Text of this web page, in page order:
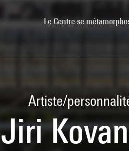
Le Centre se
Artiste/
Jiri